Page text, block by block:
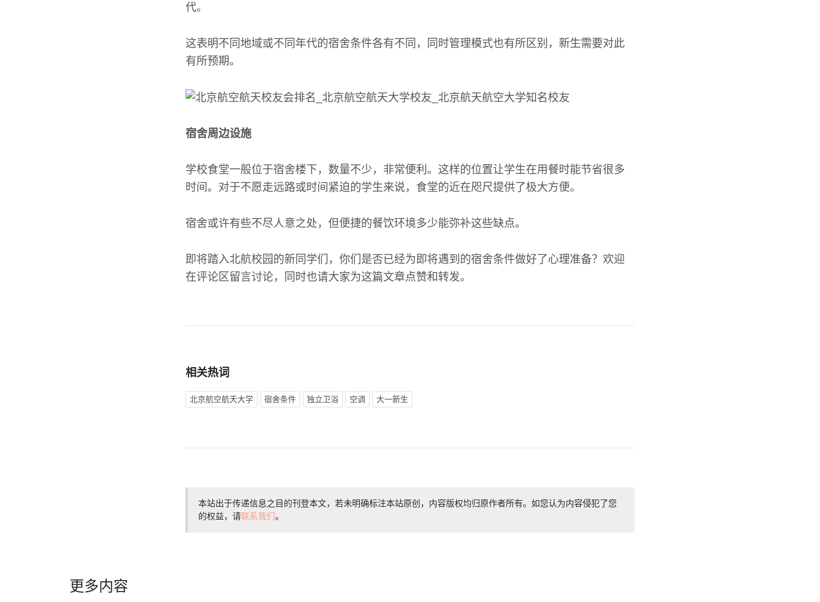
代。
这表明不同地域或不同年代的宿舍条件各有不同，同时管理模式也有所区别，新生需要对此
有所预期。
宿舍周边设施
学校食堂一般位于宿舍楼下，数量不少，非常便利。这样的位置让学生在用餐时能节省很多
时间。对于不愿走远路或时间紧迫的学生来说，食堂的近在咫尺提供了极大方便。
宿舍或许有些不尽人意之处，但便捷的餐饮环境多少能弥补这些缺点。
即将踏入北航校园的新同学们，你们是否已经为即将遇到的宿舍条件做好了心理准备？欢迎
在评论区留言讨论，同时也请大家为这篇文章点赞和转发。
相关热词
北京航空航天大学 宿舍条件 独立卫浴 空调 大一新生
本站出于传递信息之目的刊登本文，若未明确标注本站原创，内容版权均归原作者所有。如您认为内容侵犯了您
的权益，请联系我们。
更多内容